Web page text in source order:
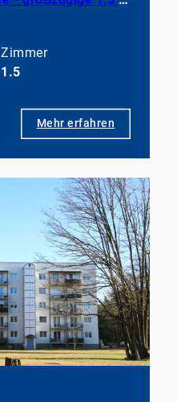
Zimmer
1.5
Mehr erfahren